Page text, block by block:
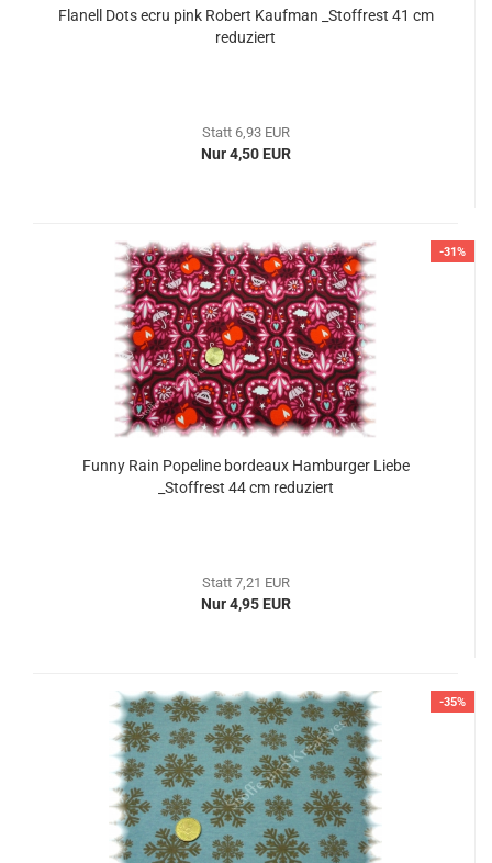
Flanell Dots ecru pink Robert Kaufman _Stoffrest 41 cm
reduziert
Statt 6,93 EUR
Nur 4,50 EUR
-31%
Funny Rain Popeline bordeaux Hamburger Liebe
_Stoffrest 44 cm reduziert
Statt 7,21 EUR
Nur 4,95 EUR
-35%